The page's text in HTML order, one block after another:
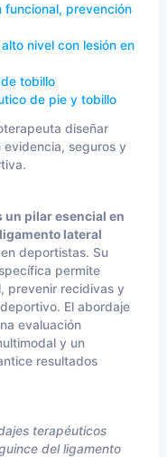
funcional, prevención
nivel con lesión en
tobillo
de pie y tobillo
diseñar
seguros y
pilar esencial en
lateral
deportistas. Su
permite
prevenir recidivas y
El abordaje
evaluación
y un
resultados
terapéuticos
del ligamento